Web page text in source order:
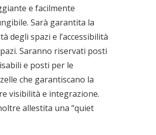
e facilmente
Sarà garantita la
degli spazi e l’accessibilità
Saranno riservati posti
e posti per le
che garantiscano la
visibilità e integrazione.
allestita una “quiet